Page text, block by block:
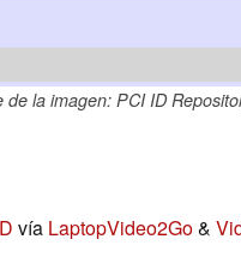
de la imagen: PCI ID
vía LaptopVideo2Go&